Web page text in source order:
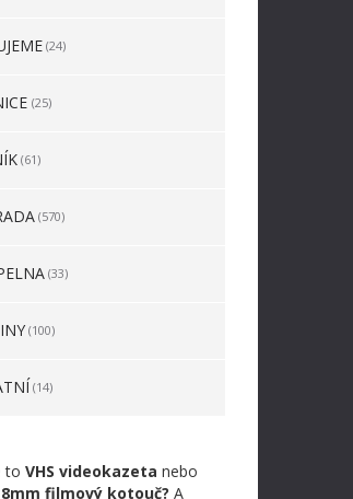
(24)
(25)
(61)
(570)
(33)
(100)
(14)
to VHS videokazeta nebo
8mm filmový kotouč? A